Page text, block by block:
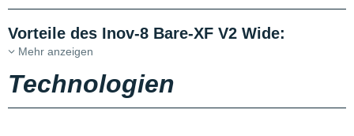
Vorteile des Inov-8 Bare-XF V2 Wide:
Mehr anzeigen
Technologien